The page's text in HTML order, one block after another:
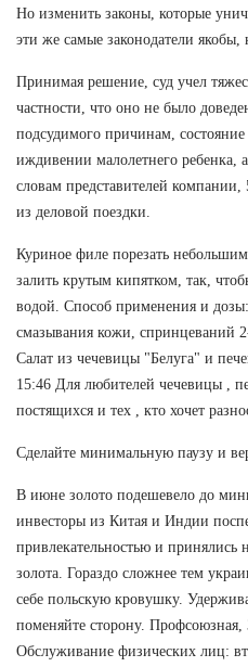
Но изменить законы, которые
эти же самые законодатели якобы,
Принимая решение, суд учел
частности, что оно не было
подсудимого причинам,
иждивении малолетнего
словам представителей
из деловой поездки.
Куриное филе порезать
залить крутым кипятком, так,
водой. Способ применения и
смазывания кожи, спринцеваний
Салат из чечевицы "Белуга" и
15:46 Для любителей чечевицы ,
постящихся и тех , кто хочет
Сделайте минимальную паузу и
В июне золото подешевело до
инвесторы из Китая и Индии
привлекательностью и принялись
золота. Гораздо сложнее тем
себе польскую кровушку.
поменяйте сторону.
Обслуживание физических лиц: